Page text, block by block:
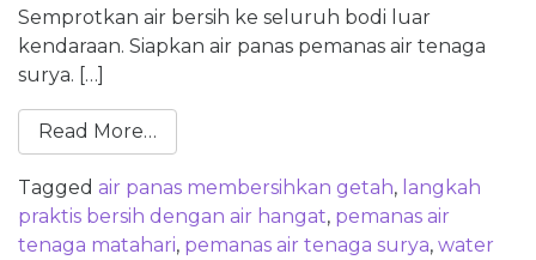
Semprotkan air bersih ke seluruh bodi luar
kendaraan. Siapkan air panas pemanas air tenaga
surya. […]
Read More…
Tagged air panas membersihkan getah, langkah
praktis bersih dengan air hangat, pemanas air
tenaga matahari, pemanas air tenaga surya, water